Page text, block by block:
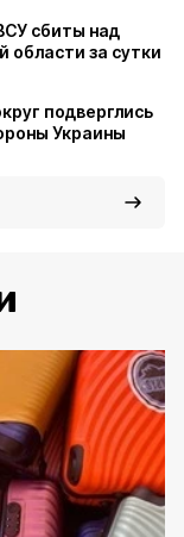
сбиты над
области за сутки
подверглись
Украины